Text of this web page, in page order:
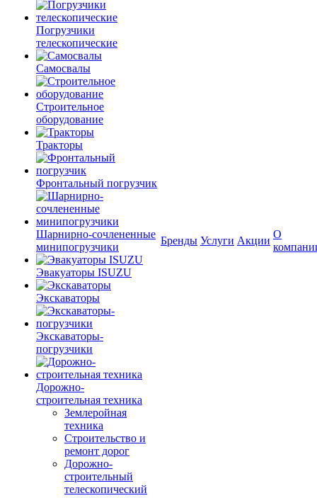
Погрузчики
телескопические
Самосвалы
Строительное
оборудование
Тракторы
Фронтальный погрузчик
Шарнирно-сочлененные
минипогрузчики
Эвакуаторы ISUZU
Экскаваторы
Экскаваторы-
погрузчики
Дорожно-
строительная техника
Землеройная
техника
Строительство и
ремонт дорог
Дорожно-
строительный
телескопический
Бренды Услуги Акции
О